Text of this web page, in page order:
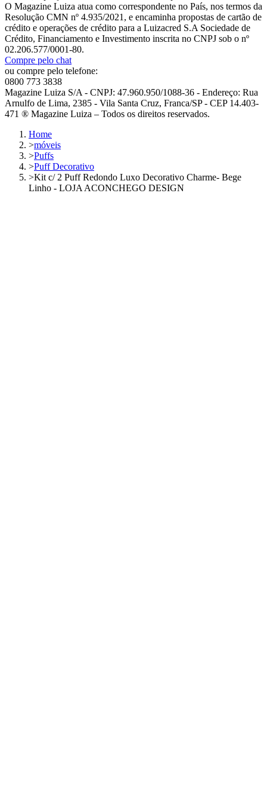
O Magazine Luiza atua como correspondente no País, nos termos da
Resolução CMN nº 4.935/2021, e encaminha propostas de cartão de
crédito e operações de crédito para a Luizacred S.A Sociedade de
Crédito, Financiamento e Investimento inscrita no CNPJ sob o nº
02.206.577/0001-80.
Compre pelo chat
ou compre pelo telefone:
0800 773 3838
Magazine Luiza S/A - CNPJ: 47.960.950/1088-36 - Endereço: Rua
Arnulfo de Lima, 2385 - Vila Santa Cruz, Franca/SP - CEP 14.403-
471 ® Magazine Luiza – Todos os direitos reservados.
Home
>móveis
>Puffs
>Puff Decorativo
>Kit c/ 2 Puff Redondo Luxo Decorativo Charme- Bege
Linho - LOJA ACONCHEGO DESIGN